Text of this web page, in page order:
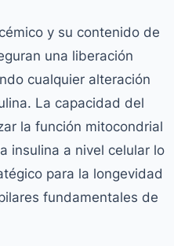
y su contenido de
una liberación
cualquier alteración
La capacidad del
la función mitocondrial
insulina a nivel celular lo
para la longevidad
fundamentales de